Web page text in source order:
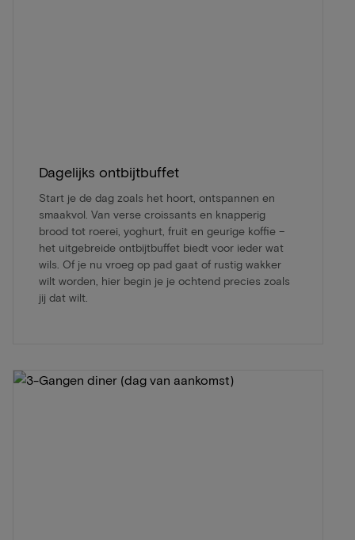
Dagelijks ontbijtbuffet
Start je de dag zoals het hoort, ontspannen en
smaakvol. Van verse croissants en knapperig
brood tot roerei, yoghurt, fruit en geurige koffie –
het uitgebreide ontbijtbuffet biedt voor ieder wat
wils. Of je nu vroeg op pad gaat of rustig wakker
wilt worden, hier begin je je ochtend precies zoals
jij dat wilt.